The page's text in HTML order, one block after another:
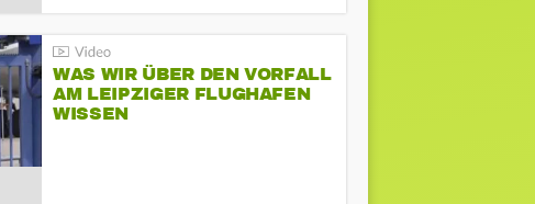
WAS WIR ÜBER DEN VORFALL
AM LEIPZIGER FLUGHAFEN
WISSEN